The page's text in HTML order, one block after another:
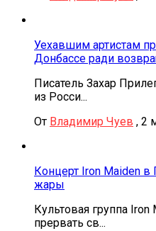
Уехавшим артистам
Донбассе ради
Писатель Захар
из Росси...
От Владимир Чуев , 2
Концерт Iron Maiden
жары
Культовая группа
прервать св...